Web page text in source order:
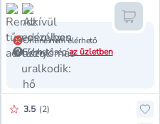
teszem
Online nem elérhető
Elérhetőségaz üzletben
a kedvencekhez,
Értékelés pontszáma:
3.5 (2)